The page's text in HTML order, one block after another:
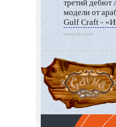
третий дебют
модели от
Gulf Craft -
интерьер яхты